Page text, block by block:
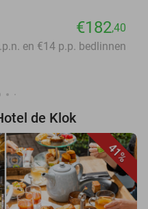
€182,40
en €14 p.p. bedlinnen
de Klok
41%